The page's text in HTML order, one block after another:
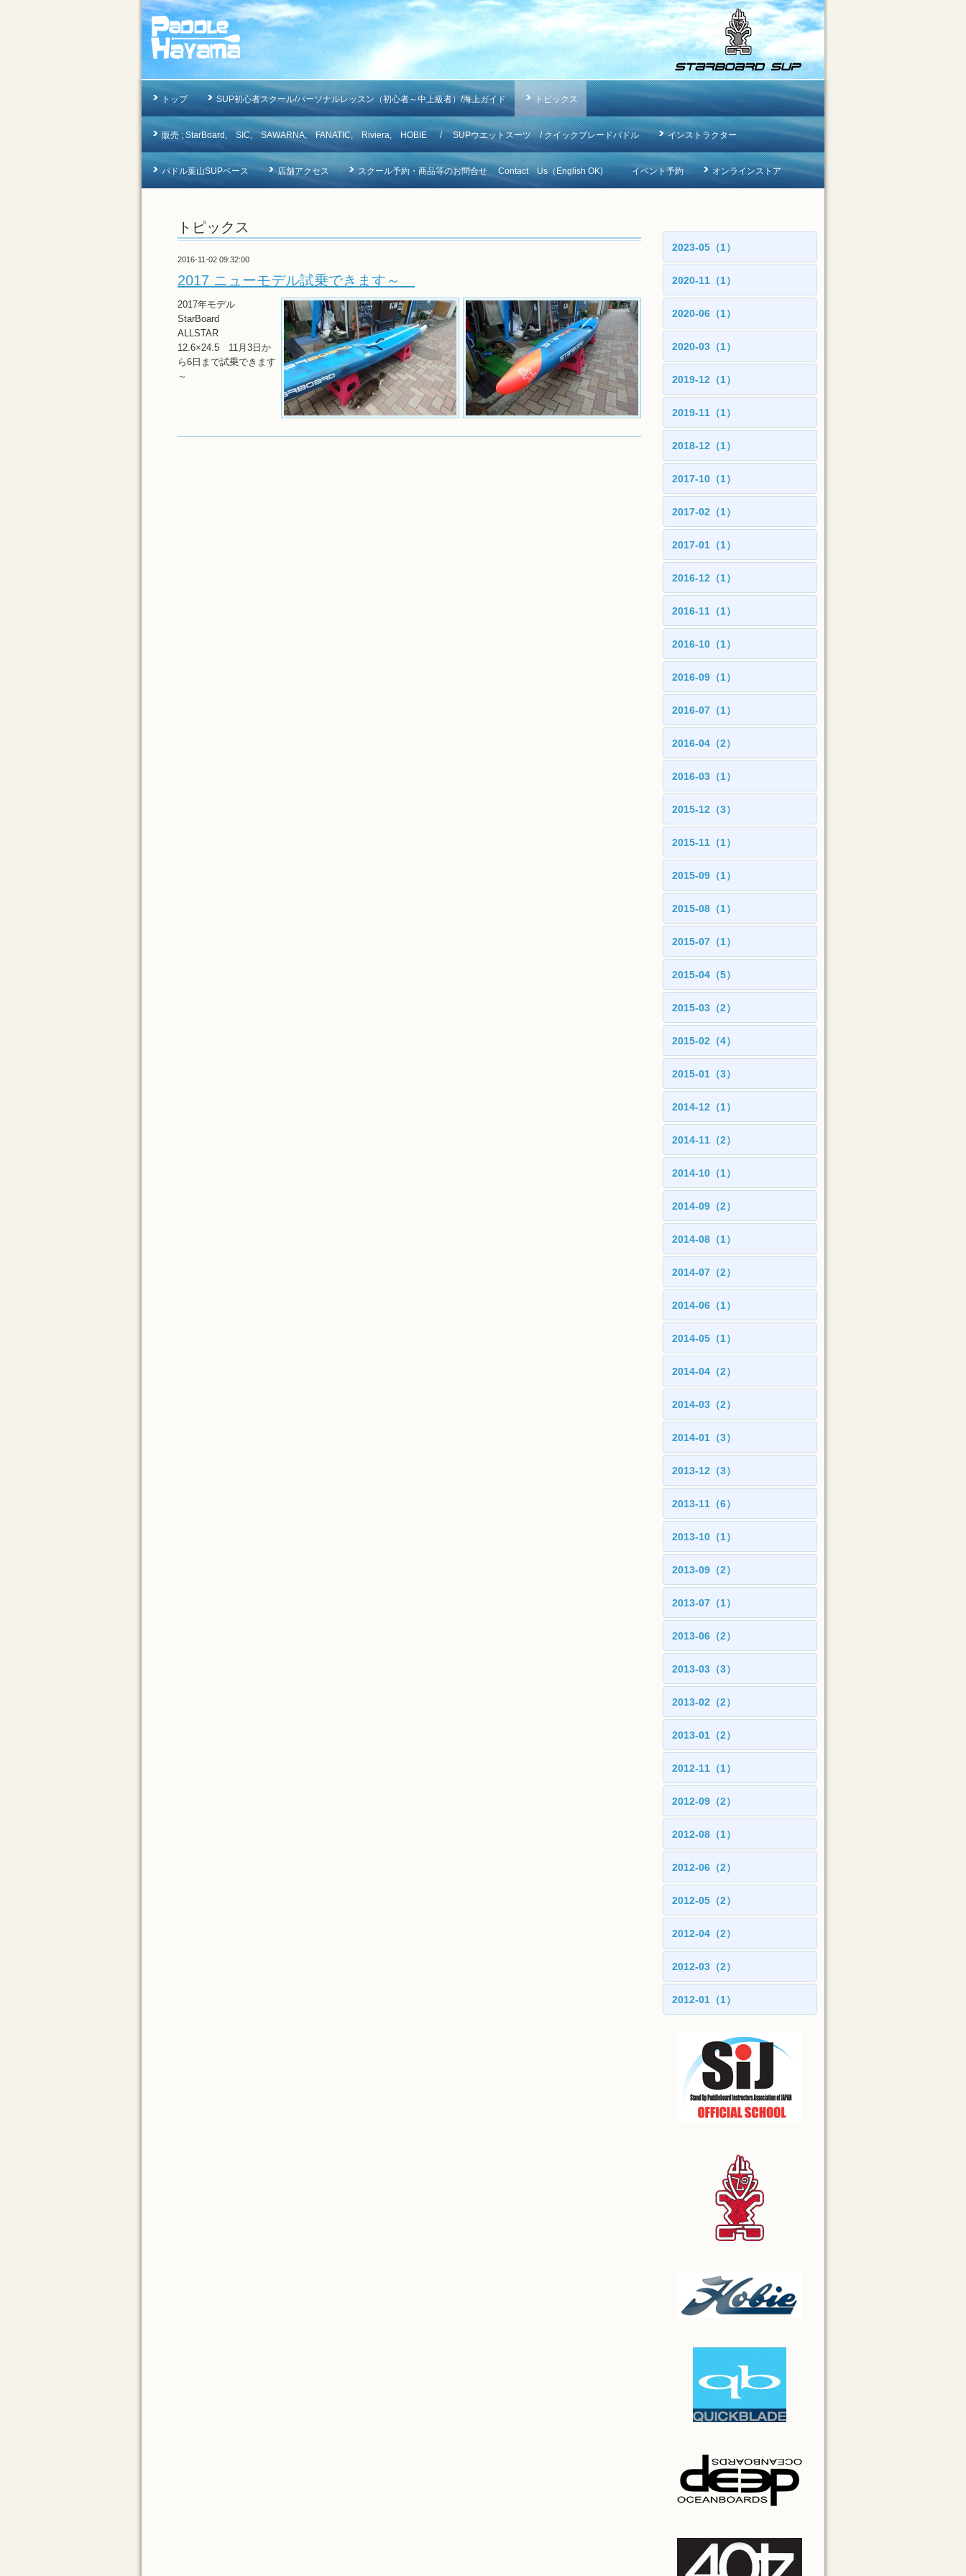
トップ SUP初心者スクール/パーソナルレッスン（初心者～中上級者）/海上ガイド トピックス
販売 ; StarBoard, SIC, SAWARNA, FANATIC, Riviera, HOBIE / SUPウエットスーツ / クイックブレードパドル インストラクター
パドル葉山SUPベース 店舗アクセス スクール予約・商品等のお問合せ Contact Us（English OK) イベント予約 オンラインストア
トピックス
2016-11-02 09:32:00
2017 ニューモデル試乗できます～
2017年モデル
StarBoard
ALLSTAR
12.6×24.5 11月3日か
ら6日まで試乗できます
～
2023-05（1）
2020-11（1）
2020-06（1）
2020-03（1）
2019-12（1）
2019-11（1）
2018-12（1）
2017-10（1）
2017-02（1）
2017-01（1）
2016-12（1）
2016-11（1）
2016-10（1）
2016-09（1）
2016-07（1）
2016-04（2）
2016-03（1）
2015-12（3）
2015-11（1）
2015-09（1）
2015-08（1）
2015-07（1）
2015-04（5）
2015-03（2）
2015-02（4）
2015-01（3）
2014-12（1）
2014-11（2）
2014-10（1）
2014-09（2）
2014-08（1）
2014-07（2）
2014-06（1）
2014-05（1）
2014-04（2）
2014-03（2）
2014-01（3）
2013-12（3）
2013-11（6）
2013-10（1）
2013-09（2）
2013-07（1）
2013-06（2）
2013-03（3）
2013-02（2）
2013-01（2）
2012-11（1）
2012-09（2）
2012-08（1）
2012-06（2）
2012-05（2）
2012-04（2）
2012-03（2）
2012-01（1）